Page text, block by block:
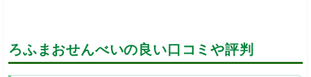
ろふまおせんべいの良い口コミや評判